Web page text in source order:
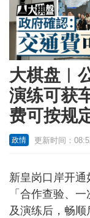
大棋盘︱
演练可获
费可按规
政情 更新时间：
新皇岗口岸开通
「合作查验、
及演练后，畅顺